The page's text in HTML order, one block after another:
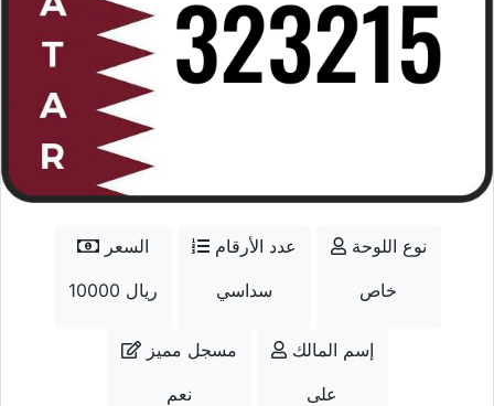
السعر
10000 ريال
عدد الأرقام
سداسي
نوع اللوحة
خاص
مسجل مميز
نعم
إسم المالك
على